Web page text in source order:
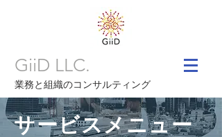
GiiD LLC.
業務と組織のコンサルティング
サービスメニュー